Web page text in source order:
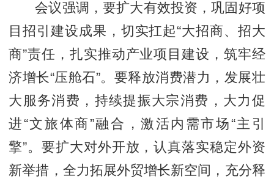
会议强调，要扩大有效投资，巩固好项
目招引建设成果，切实扛起“大招商、招大
商”责任，扎实推动产业项目建设，筑牢经
济增长“压舱石”。要释放消费潜力，发展壮
大服务消费，持续提振大宗消费，大力促
进“文旅体商”融合，激活内需市场“主引
擎”。要扩大对外开放，认真落实稳定外资
新举措，全力拓展外贸增长新空间，充分释